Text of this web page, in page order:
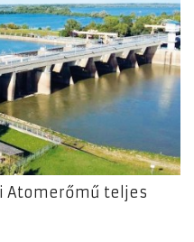
Atomerőmű teljes